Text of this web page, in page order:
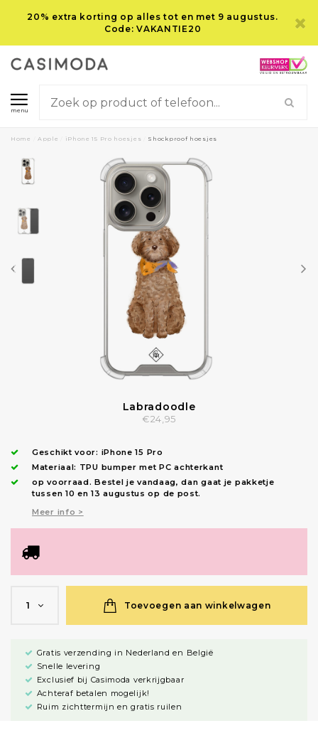
20% extra korting op alles tot en met 9 augustus.
Code: VAKANTIE20
menu
Home Apple iPhone 15 Pro hoesjes Shockproof hoesjes
Labradoodle
€24,95
Geschikt voor: iPhone 15 Pro
Materiaal: TPU bumper met PC achterkant
op voorraad.Bestel je vandaag, dan gaat je pakketje
tussen 10 en 13 augustus op de post.
Meer info >
1 Toevoegen aan winkelwagen
Gratis verzending in Nederland en België
Snelle levering
Exclusief bij Casimoda verkrijgbaar
Achteraf betalen mogelijk!
Ruim zichttermijn en gratis ruilen